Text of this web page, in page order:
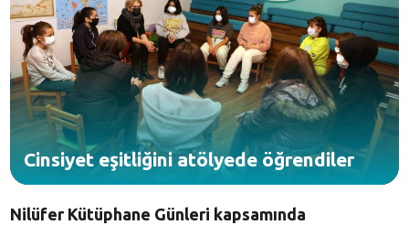
Cinsiyet eşitliğini atölyede öğrendiler
Nilüfer Kütüphane Günleri kapsamında